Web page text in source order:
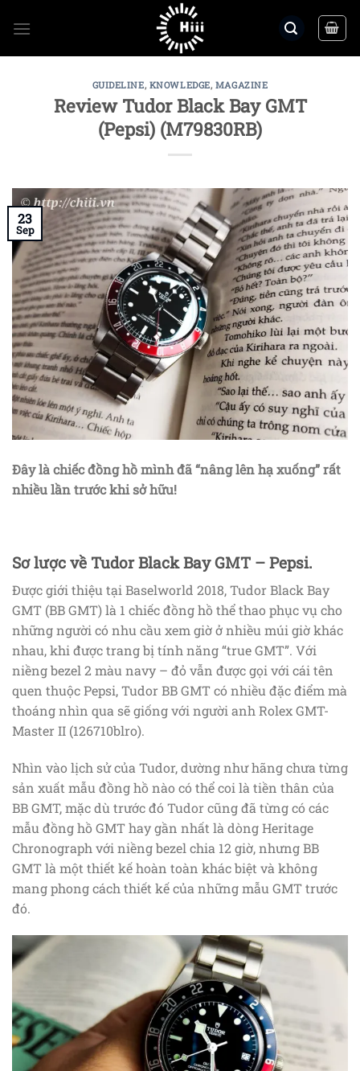
GUIDELINE, KNOWLEDGE, MAGAZINE
Review Tudor Black Bay GMT
(Pepsi) (M79830RB)
23
Sep
Đây là chiếc đồng hồ mình đã “nâng lên hạ xuống” rất
nhiều lần trước khi sở hữu!
Sơ lược về Tudor Black Bay GMT – Pepsi.
Được giới thiệu tại Baselworld 2018, Tudor Black Bay
GMT (BB GMT) là 1 chiếc đồng hồ thể thao phục vụ cho
những người có nhu cầu xem giờ ở nhiều múi giờ khác
nhau, khi được trang bị tính năng “true GMT”. Với
niềng bezel 2 màu navy – đỏ vẫn được gọi với cái tên
quen thuộc Pepsi, Tudor BB GMT có nhiều đặc điểm mà
thoáng nhìn qua sẽ giống với người anh Rolex GMT-
Master II (126710blro).
Nhìn vào lịch sử của Tudor, dường như hãng chưa từng
sản xuất mẫu đồng hồ nào có thể coi là tiền thân của
BB GMT, mặc dù trước đó Tudor cũng đã từng có các
mẫu đồng hồ GMT hay gần nhất là dòng Heritage
Chronograph với niềng bezel chia 12 giờ, nhưng BB
GMT là một thiết kế hoàn toàn khác biệt và không
mang phong cách thiết kế của những mẫu GMT trước
đó.